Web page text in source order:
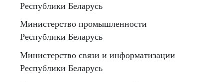
Республики Беларусь
Министерство промышленности
Республики Беларусь
Министерство связи и информатизации
Республики Беларусь